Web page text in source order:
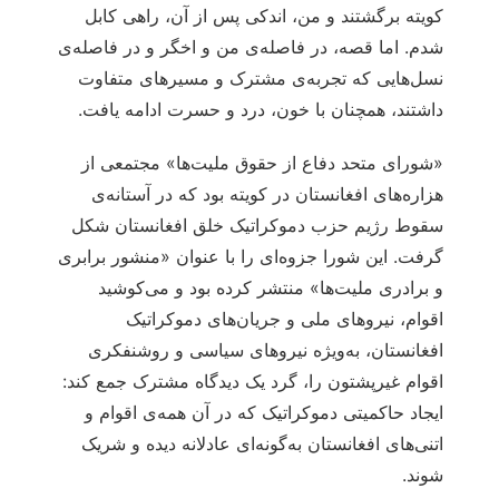
کویته برگشتند و من، اندکی پس از آن، راهی کابل
شدم. اما قصه، در فاصله‌ی من و اخگر و در فاصله‌ی
نسل‌هایی که تجربه‌ی مشترک و مسیرهای متفاوت
داشتند، همچنان با خون، درد و حسرت ادامه یافت.
«شورای متحد دفاع از حقوق ملیت‌ها» مجتمعی از
هزاره‌های افغانستان در کویته بود که در آستانه‌ی
سقوط رژیم حزب دموکراتیک خلق افغانستان شکل
گرفت. این شورا جزوه‌ای را با عنوان «منشور برابری
و برادری ملیت‌ها» منتشر کرده بود و می‌کوشید
اقوام، نیروهای ملی و جریان‌های دموکراتیک
افغانستان، به‌ویژه نیروهای سیاسی و روشنفکری
اقوام غیرپشتون را، گرد یک دیدگاه مشترک جمع کند:
ایجاد حاکمیتی دموکراتیک که در آن همه‌ی اقوام و
اتنی‌های افغانستان به‌گونه‌ای عادلانه دیده و شریک
شوند.